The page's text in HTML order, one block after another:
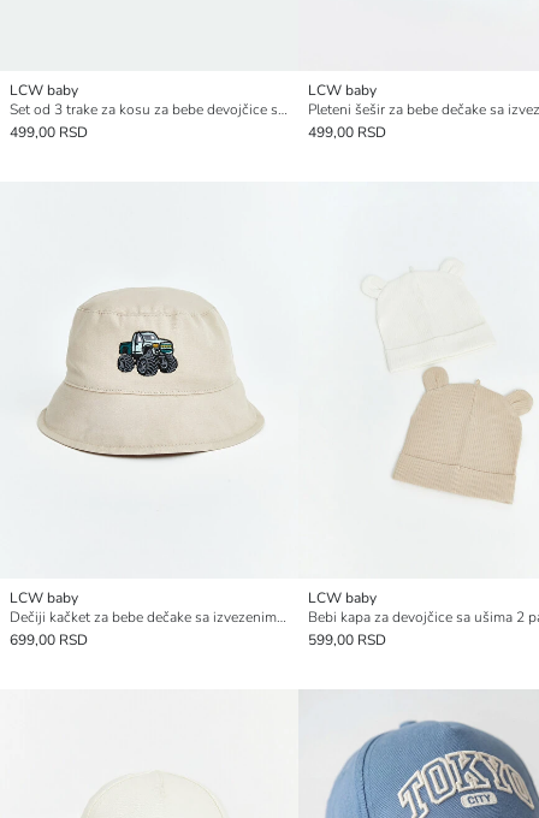
LCW baby
Set od 3 trake za kosu za bebe devojčice sa mašnama.
499,00 RSD
LCW baby
499,00 RSD
LCW baby
Dečiji kačket za bebe dečake sa izvezenim automobilom
699,00 RSD
LCW baby
599,00 RSD